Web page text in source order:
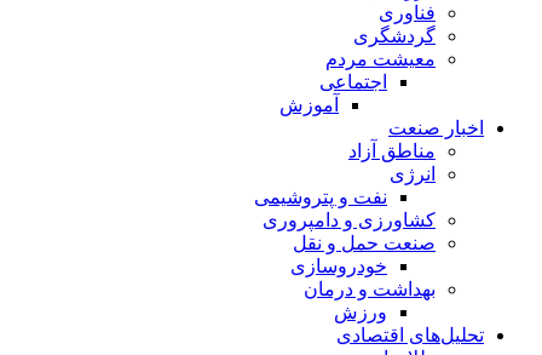
فناوری
گردشگری
معیشت مردم
اجتماعی
آموزش
اخبار صنعت
مناطق آزاد
انرژی
نفت و پتروشیمی
کشاورزی و دامپروری
صنعت حمل و نقل
خودروسازی
بهداشت و درمان
ورزش
تحلیل‌های اقتصادی